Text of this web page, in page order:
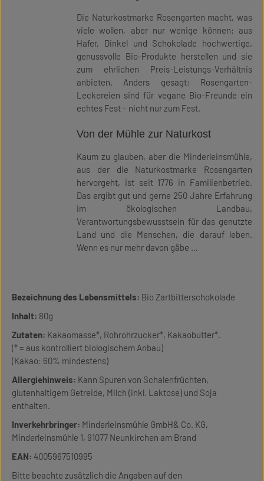
Die Naturkostmarke Rosengarten macht, was
viele wollen, aber nur wenige können: aus
Hafer, Dinkel und Schokolade hochwertige,
genussvolle Bio-Produkte herstellen und sie
zum ehrlichen Preis-Leistungs-Verhältnis
anbieten. Anders gesagt: Rosengarten-
Leckereien sind für vegane Bio-Freunde ein
echtes Fest – nicht nur zum Fest.
Von der Mühle zur Naturkost
Kaum zu glauben, aber die Minderleinsmühle,
aus der die Naturkostmarke Rosengarten
hervorgeht, ist seit 1776 in Familienbetrieb.
Das ergibt gut und gerne 250 Jahre Erfahrung
im ökologischen Landbau,
Verantwortungsbewusstsein für das genutzte
Land und die Menschen, die darauf leben.
Wenn es nur mehr davon gäbe …
Bezeichnung des Lebensmittels: Bio Zartbitterschokolade
Inhalt: 80g
Zutaten: Kakaomasse*, Rohrohrzucker*, Kakaobutter*.
(* = aus kontrolliert biologischem Anbau)
(Kakao: 60% mindestens)
Allergiehinweis: Kann Spuren von Schalenfrüchten,
glutenhaltigem Getreide, Milch (inkl. Laktose) und Soja
enthalten.
Inverkehrbringer: Minderleinsmühle GmbH& Co. KG,
Minderleinsmühle 1, 91077 Neunkirchen am Brand
EAN: 4005967510995
Bitte beachte zusätzlich die Angaben auf den